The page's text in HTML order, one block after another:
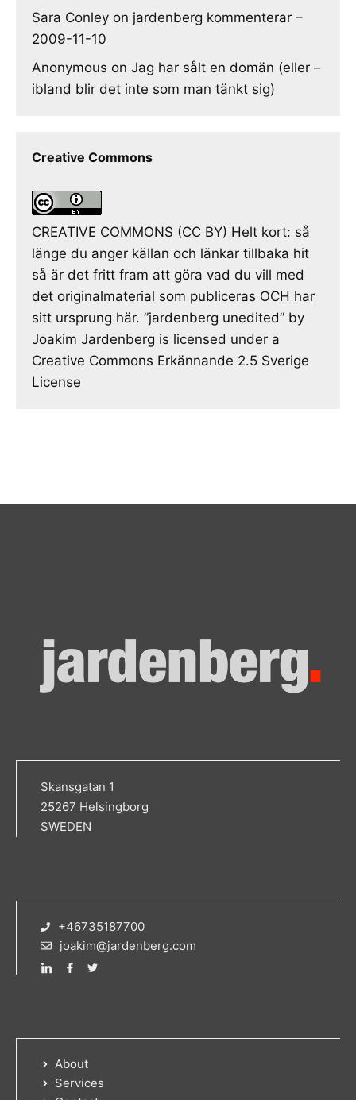
Sara Conley on jardenberg kommenterar –
2009-11-10
Anonymous on Jag har sålt en domän (eller –
ibland blir det inte som man tänkt sig)
Creative Commons
CREATIVE COMMONS (CC BY) Helt kort: så
länge du anger källan och länkar tillbaka hit
så är det fritt fram att göra vad du vill med
det originalmaterial som publiceras OCH har
sitt ursprung här. ”jardenberg unedited” by
Joakim Jardenberg is licensed under a
Creative Commons Erkännande 2.5 Sverige
License
Skansgatan 1
25267 Helsingborg
SWEDEN
+46735187700
joakim@jardenberg.com
About
Services